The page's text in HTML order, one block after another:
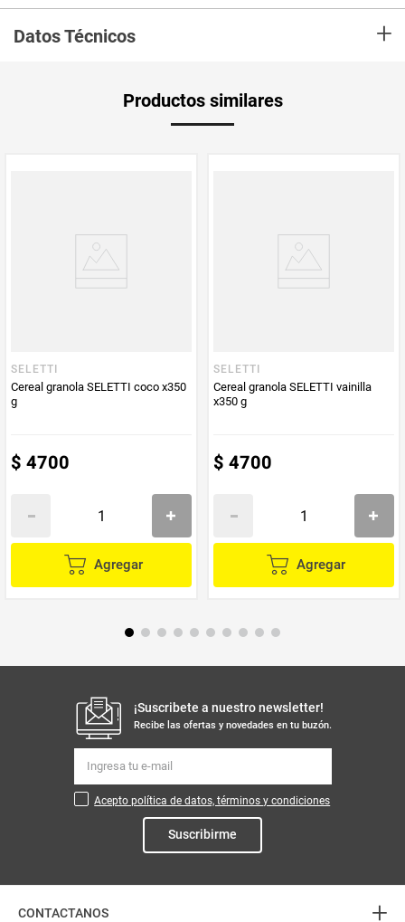
avena, Cebada, Coco, Ajonjolí, Germen de Trigo, Pasas, Mani, Miel de
Abejas y Panela. Proceso Natural sin conservantes.
Datos Técnicos +
Producto (kg)
Productos similares
SELETTI
Cereal granola SELETTI coco x350
g
$ 4700
Agregar
SELETTI
Cereal granola SELETTI vainilla
x350 g
$ 4700
Agregar
¡Suscribete a nuestro newsletter!
Recibe las ofertas y novedades en tu buzón.
Acepto política de datos, términos y condiciones
Suscribirme
CONTACTANOS +